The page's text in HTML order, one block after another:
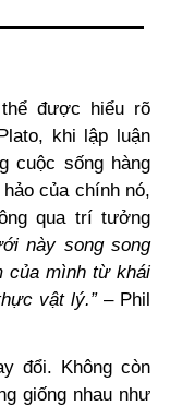
được hiểu rõ
khi lập luận
cuộc sống hàng
của chính nó,
qua trí tưởng
này song song
của mình từ khái
vật lý.”– Phil
đổi. Không còn
giống nhau như